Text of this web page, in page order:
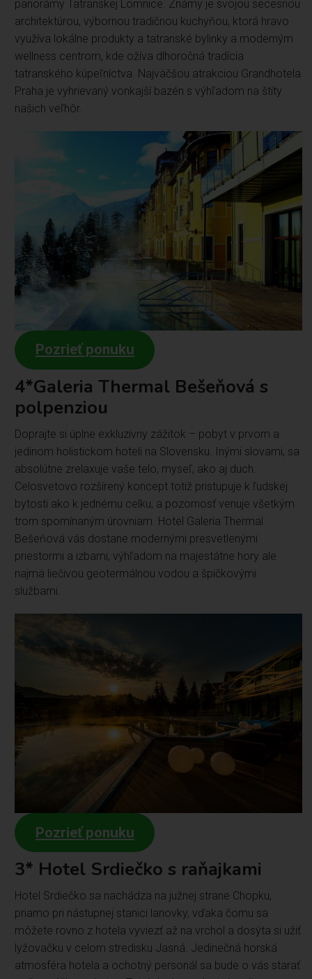
panorámy Tatranskej Lomnice. Známy je svojou secesnou
architektúrou, výbornou tradičnou kuchyňou, ktorá hravo
využíva lokálne produkty a tatranské bylinky a moderným
wellness centrom, kde ožíva dlhoročná tradícia
tatranského kúpeľníctva. Najväčšou atrakciou Grandhotela
Praha je vyhrievaný vonkajší bazén s výhľadom na štíty
našich veľhôr.
Pozrieť ponuku
4*Galeria Thermal Bešeňová s
polpenziou
Doprajte si úplne exkluzívny zážitok – pobyt v prvom a
jedinom holistickom hoteli na Slovensku. Inými slovami, sa
absolútne zrelaxuje vaše telo, myseľ, ako aj duch.
Celosvetovo rozšírený koncept totiž pristupuje k ľudskej
bytosti ako k jednému celku, a pozornosť venuje všetkým
trom spomínaným úrovniam. Hotel Galeria Thermal
Bešeňová vás dostane modernými presvetlenými
priestormi a izbami, výhľadom na majestátne hory ale
najmä liečivou geotermálnou vodou a špičkovými
službami.
Pozrieť ponuku
3* Hotel Srdiečko s raňajkami
Hotel Srdiečko sa nachádza na južnej strane Chopku,
priamo pri nástupnej stanici lanovky, vďaka čomu sa
môžete rovno z hotela vyviezť až na vrchol a dosýta si užiť
lyžovačku v celom stredisku Jasná. Jedinečná horská
atmosféra hotela a ochotný personál sa bude o vás starať